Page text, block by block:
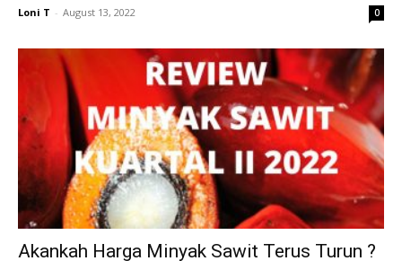
Loni T - August 13, 2022 0
Akankah Harga Minyak Sawit Terus Turun ?